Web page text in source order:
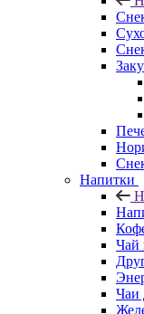
Напитки
Чай
Чаи